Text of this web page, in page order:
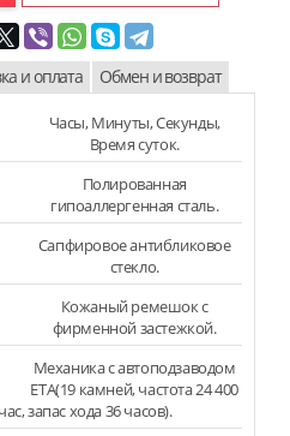
и оплата Обмен и возврат
Часы, Минуты, Секунды,
Время суток.
Полированная
гипоаллергенная сталь.
Сапфировое антибликовое
стекло.
Кожаный ремешок с
фирменной застежкой.
Механика с автоподзаводом
ETA(19 камней, частота 24 400
запас хода 36 часов).